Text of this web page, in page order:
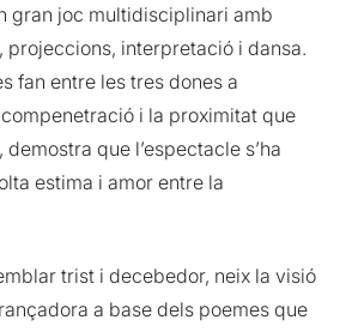
gran joc multidisciplinari amb
projeccions, interpretació i dansa.
fan entre les tres dones a
compenetració i la proximitat que
que l’espectacle s’ha
estima i amor entre la
trist i decebedor, neix la visió
a base dels poemes que